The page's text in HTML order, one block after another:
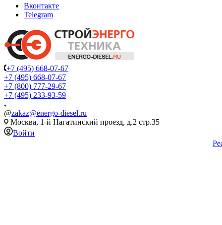
Вконтакте
Telegram
+7 (495) 668-07-67
+7 (495) 668-07-67
+7 (800) 777-29-67
+7 (495) 233-93-59
@zakaz@energo-diesel.ru
Москва, 1-й Нагатинский проезд, д.2 стр.35
Войти